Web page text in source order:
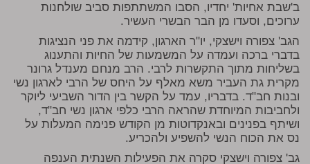
ב'שבת אחיות' יחדיו, הסבו המשתתפות סביב שולחנות
ערוכים, וסעדו מן הבר הבשרי העשיר.
הגב' צפורה וישצקי, יו"ר הארגון, קידמה את פני הנציגות
בדברי ברכה ועמדה על המשמעות של החיות והתענוג
בשליחות מתוך התקשרות לרבי. הרב מנחם מענדל גרונר
מקרית גת העביר משא מאלף על היחס של הרבי לארגון נשי
ובנות חב"ד. בדבריו, עמד על הקשר בין הדור השביעי ליוקר
ולחביבות המיוחדת שהראה הרבי כלפי ארגון נשי חב"ד,
ושיתף בפנינים ובאנקדוטות מן הקודש פנימה המעלות על
נס את הכוח הנשי להשפיע ולהכריע.
גב' צפורה וישצקי סקרה את הפעילות השנתית הענפה